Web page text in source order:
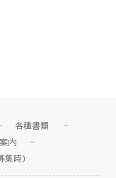
各種書類
内
時）